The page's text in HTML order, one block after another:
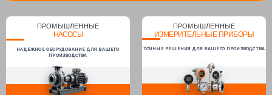
ПРОМЫШЛЕННЫЕ
НАСОСЫ
НАДЕЖНОЕ ОБОРУДОВАНИЕ ДЛЯ ВАШЕГО
ПРОИЗВОДСТВА
ПРОМЫШЛЕННЫЕ
ИЗМЕРИТЕЛЬНЫЕ ПРИБОРЫ
ТОЧНЫЕ РЕШЕНИЯ ДЛЯ ВАШЕГО ПРОИЗВОДСТВА